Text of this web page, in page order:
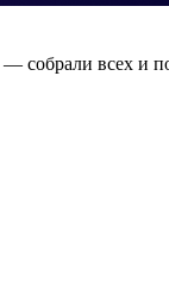
собрали всех и